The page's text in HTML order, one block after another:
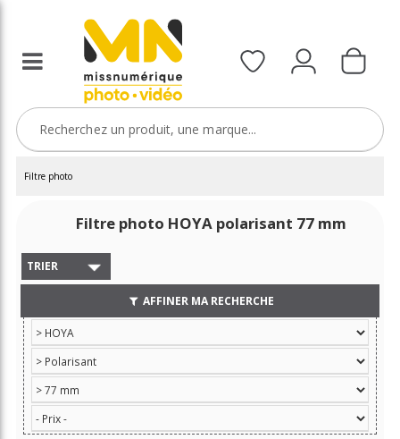
Filtre photo
Filtre photo HOYA polarisant 77 mm
TRIER
AFFINER MA RECHERCHE